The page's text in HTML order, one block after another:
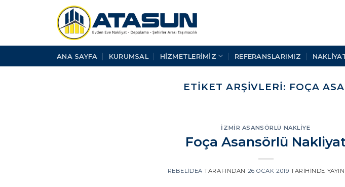
ANA SAYFA KURUMSAL HİZMETLERİMİZ REFERANSLARIMIZ
ETIKET ARŞIVLERI: FOÇA
İZMIR ASANSÖRLÜ NAKLIYE
Foça Asansörlü
REBELIDEA TARAFINDAN 26 OCAK 2019 TARIHINDE